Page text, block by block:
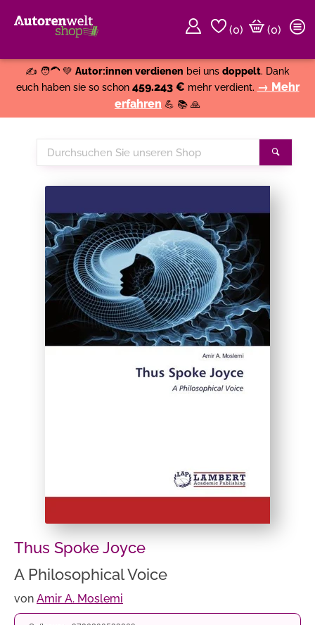
(0)
(0)
✍️ 🧑‍🦱 💚 Autor:innen verdienen bei uns doppelt. Dank
euch haben sie so schon 459.243 € mehr verdient. → Mehr
erfahren 💪 📚 🙏
Durchsuchen
Sie
Thus Spoke Joyce
A Philosophical Voice
von Amir A. Moslemi